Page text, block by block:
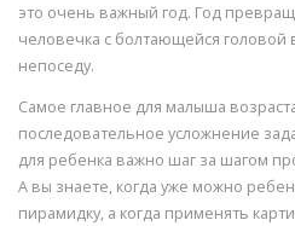
это очень важный год. Год
человечка с болтающейся головой
непоседу.
Самое главное для малыша
последовательное усложнение
для ребенка важно шаг за шагом
А вы знаете, когда уже можно
пирамидку, а когда применять